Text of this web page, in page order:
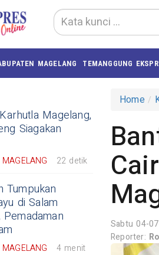
MAGELANG TEMANGGUNG
Magelang,
Siagakan
22 detik
Tumpukan
di Salam
Pemadaman
4 menit
Home
Sabtu 04-
Reporter: